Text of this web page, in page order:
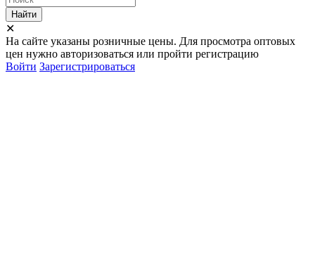
Найти
✕
На сайте указаны розничные цены. Для просмотра оптовых
цен нужно авторизоваться или пройти регистрацию
Войти Зарегистрироваться